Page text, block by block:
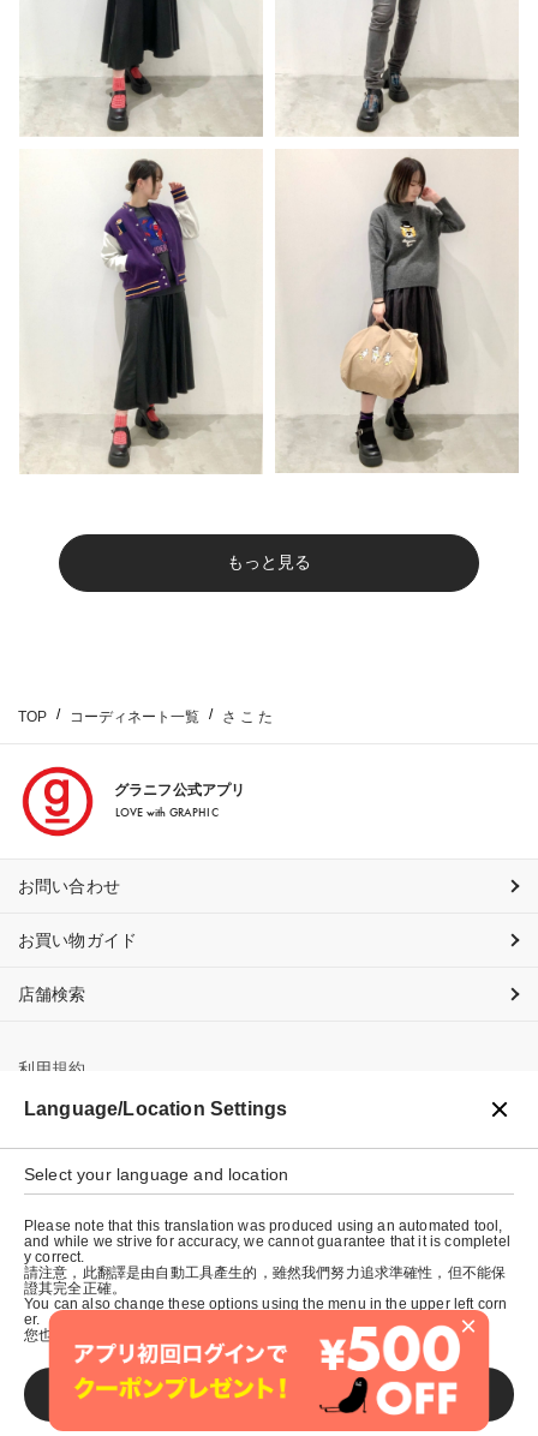
もっと見る
TOP コーディネート一覧 さ こ た
グラニフ公式アプリ
LOVE with GRAPHIC
お問い合わせ
お買い物ガイド
店舗検索
利用規約
プライバシーポリシー
特定商取引法に基づく表示
会社概要
×
Language/Location Settings
Select your language and location
Please note that this translation was produced using an automated tool,
and while we strive for accuracy, we cannot guarantee that it is completel
y correct.
請注意，此翻譯是由自動工具產生的，雖然我們努力追求準確性，但不能保
證其完全正確。
You can also change these options using the menu in the upper left corn
er.
您也可以使用左上角的選單來更改這些選項。
SAVE